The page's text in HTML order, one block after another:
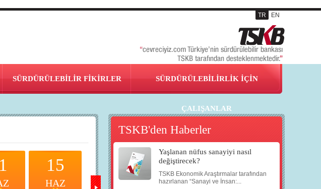
TR EN
SÜRDÜRÜLEBİLİR FİKİRLER SÜRDÜRÜLEBİLİRLİK İÇİN
ÇALIŞANLAR
15
HAZ
17
HAZ
18
HAZ HAZ
31
TEM
TSKB'den Haberler
Yaşlanan nüfus sanayiyi nasıl
değiştirecek?
TSKB Ekonomik Araştırmalar tarafından
hazırlanan “Sanayi ve İnsan:...